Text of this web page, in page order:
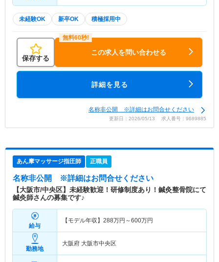
未経験OK 新卒OK 積極採用中
保存する
この求人を問い合わせる
詳細を見る
名称非公開 ※詳細はお問合せください
更新日：2026/05/13 求人番号：9689885
あん摩マッサージ指圧師 正職員
名称非公開 ※詳細はお問合せください
【大阪市/中央区】未経験歓迎！研修制度あり！鍼灸整骨院にて
鍼灸師さんの募集です♪
給与
【モデル年収】 288万円～600万円
勤務地
大阪府 大阪市中央区